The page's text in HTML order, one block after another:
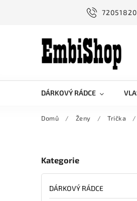
DÁRKOVÝ RÁDCE
Domů / Ženy / Trička /
Kategorie
DÁRKOVÝ RÁDCE